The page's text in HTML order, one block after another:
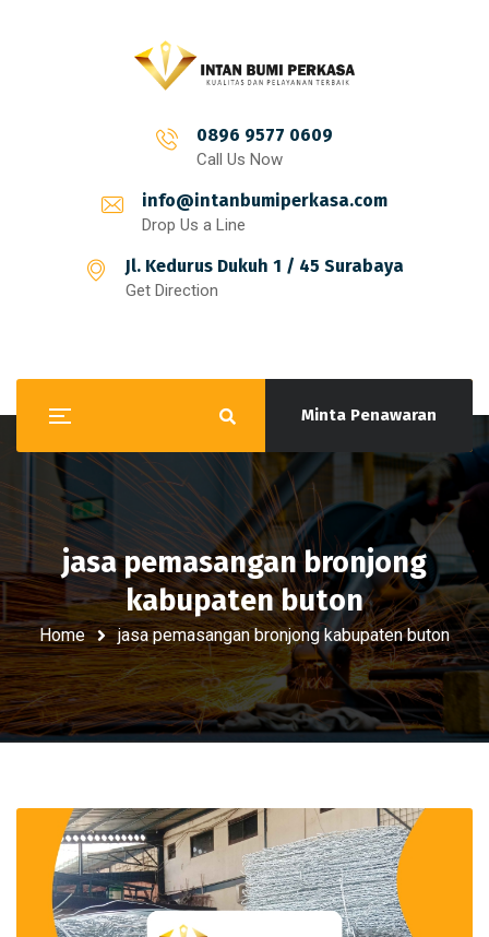
0896 9577 0609
Call Us Now
info@intanbumiperkasa.com
Drop Us a Line
Jl. Kedurus Dukuh 1 / 45 Surabaya
Get Direction
Minta Penawaran
jasa pemasangan bronjong
kabupaten buton
Home jasa pemasangan bronjong kabupaten buton